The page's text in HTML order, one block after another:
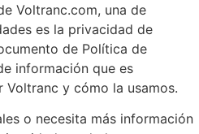
Voltranc.com, una de
es la privacidad de
de Política de
información que es
y cómo la usamos.
o necesita más información